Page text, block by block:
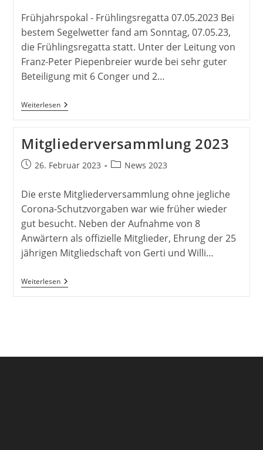
Frühjahrspokal - Frühlingsregatta 07.05.2023 Bei
bestem Segelwetter fand am Sonntag, 07.05.23,
die Frühlingsregatta statt. Unter der Leitung von
Franz-Peter Piepenbreier wurde bei sehr guter
Beteiligung mit 6 Conger und 2…
WeiterlesenHauptaktionen
Bis
Mitgliederversammlung 2023
Beitrag26. Februar 2023
Beitrags-
News 2023
Die erste Mitgliederversammlung ohne jegliche
Corona-Schutzvorgaben war wie früher wieder
gut besucht. Neben der Aufnahme von 8
Anwärtern als offizielle Mitglieder, Ehrung der 25
jährigen Mitgliedschaft von Gerti und Willi…
WeiterlesenMitgliederversammlung
2023